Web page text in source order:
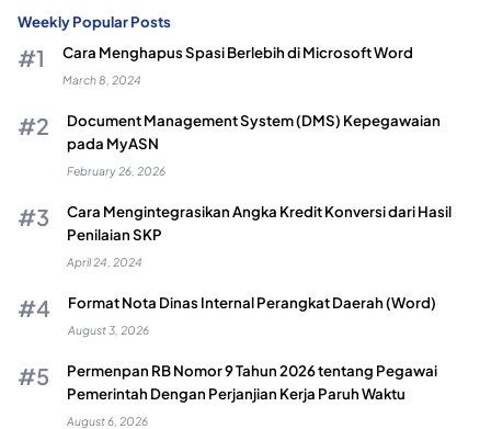
Weekly Popular Posts
Cara Menghapus Spasi Berlebih di Microsoft Word
March 8, 2024
Document Management System (DMS) Kepegawaian
pada MyASN
February 26, 2026
Cara Mengintegrasikan Angka Kredit Konversi dari Hasil
Penilaian SKP
April 24, 2024
Format Nota Dinas Internal Perangkat Daerah (Word)
August 3, 2026
Permenpan RB Nomor 9 Tahun 2026 tentang Pegawai
Pemerintah Dengan Perjanjian Kerja Paruh Waktu
August 6, 2026